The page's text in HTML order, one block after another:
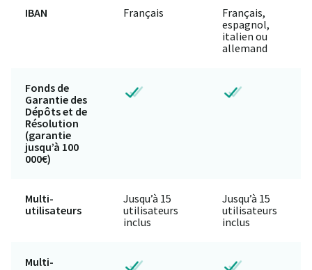
IBAN Français
Français,
espagnol,
italien ou
allemand
Fonds de
Garantie des
Dépôts et de
Résolution
(garantie
jusqu’à 100
000€)
Multi-
utilisateurs
Jusqu’à 15
utilisateurs
inclus
Jusqu’à 15
utilisateurs
inclus
Multi-